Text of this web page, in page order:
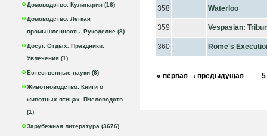
Домоводство. Кулинария (16)
Домоводство. Легкая
промышленность. Рукоделие (8)
Досуг. Отдых. Праздники.
Увлечения (1)
Естественные науки (6)
Животноводство. Книги о
животных,птицах. Пчеловодств
(1)
Зарубежная литература (3676)
358 Waterloo
359 Vespasian:
360 Rome's
« первая ‹ предыдущая … 5